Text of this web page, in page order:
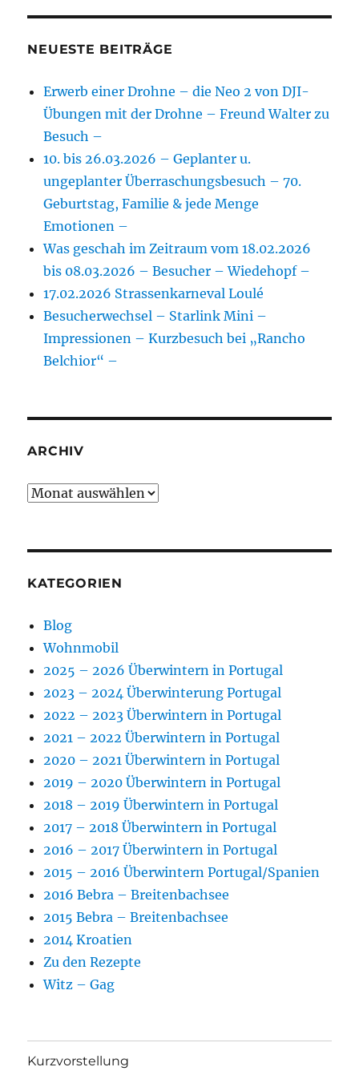
NEUESTE BEITRÄGE
Erwerb einer Drohne – die Neo 2 von DJI-
Übungen mit der Drohne – Freund Walter zu
Besuch –
10. bis 26.03.2026 – Geplanter u.
ungeplanter Überraschungsbesuch – 70.
Geburtstag, Familie & jede Menge
Emotionen –
Was geschah im Zeitraum vom 18.02.2026
bis 08.03.2026 – Besucher – Wiedehopf –
17.02.2026 Strassenkarneval Loulé
Besucherwechsel – Starlink Mini –
Impressionen – Kurzbesuch bei „Rancho
Belchior“ –
ARCHIV
Archiv
KATEGORIEN
Blog
Wohnmobil
2025 – 2026 Überwintern in Portugal
2023 – 2024 Überwinterung Portugal
2022 – 2023 Überwintern in Portugal
2021 – 2022 Überwintern in Portugal
2020 – 2021 Überwintern in Portugal
2019 – 2020 Überwintern in Portugal
2018 – 2019 Überwintern in Portugal
2017 – 2018 Überwintern in Portugal
2016 – 2017 Überwintern in Portugal
2015 – 2016 Überwintern Portugal/Spanien
2016 Bebra – Breitenbachsee
2015 Bebra – Breitenbachsee
2014 Kroatien
Zu den Rezepte
Witz – Gag
Kurzvorstellung